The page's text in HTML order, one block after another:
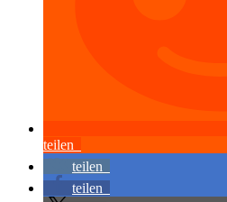
teilen
teilen
teilen